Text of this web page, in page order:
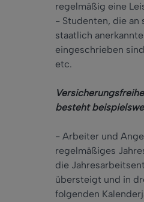
regelmäßig eine
- Studenten, die an
staatlich
eingeschrieben sind
etc.
besteht
- Arbeiter und
regelmäßiges
die
übersteigt und in
folgenden